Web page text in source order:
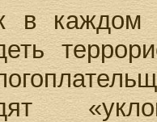
в каждом